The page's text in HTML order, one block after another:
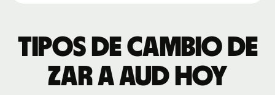
Tipos de cambio de
ZAR a AUD hoy